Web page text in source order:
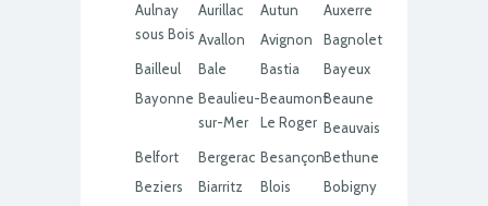
Aulnay
sous Bois
Aurillac Autun
Auxerre
Avallon
Avignon
Bagnolet
Bailleul
Bale Bastia
Bayeux
Bayonne Beaulieu-
sur-Mer
Beaumont
Le Roger
Beaune
Beauvais
Belfort
Bergerac BesançonBethune
Beziers
Biarritz Blois
Bobigny